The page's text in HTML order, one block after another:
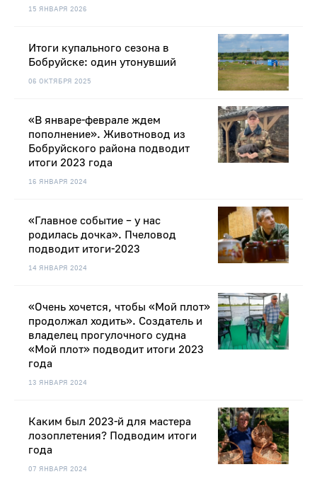
15 ЯНВАРЯ 2026
06 ОКТЯБРЯ 2025
Итоги купального сезона в
Бобруйске: один утонувший
16 ЯНВАРЯ 2024
«В январе-феврале ждем
пополнение». Животновод из
Бобруйского района подводит
итоги 2023 года
14 ЯНВАРЯ 2024
«Главное событие – у нас
родилась дочка». Пчеловод
подводит итоги-2023
13 ЯНВАРЯ 2024
«Очень хочется, чтобы «Мой плот»
продолжал ходить». Создатель и
владелец прогулочного судна
«Мой плот» подводит итоги 2023
года
07 ЯНВАРЯ 2024
Каким был 2023-й для мастера
лозоплетения? Подводим итоги
года